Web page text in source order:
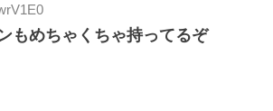
もめちゃくちゃ持ってるぞ